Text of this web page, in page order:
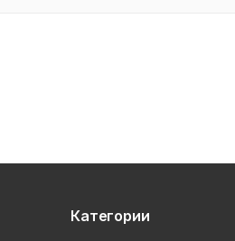
Категории